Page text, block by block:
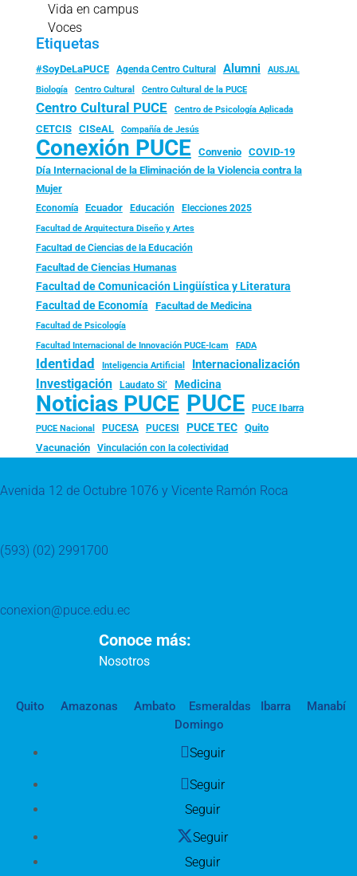
Vida en campus
Voces
Etiquetas
#SoyDeLaPUCE Agenda Centro Cultural Alumni
AUSJAL
Biología
Centro Cultural Centro Cultural de la PUCE
Centro Cultural PUCE Centro de Psicología Aplicada
CETCIS CISeAL Compañía de Jesús
Conexión PUCE Convenio
COVID-19
Día Internacional de la Eliminación de la Violencia contra la
Mujer
Economía Ecuador Educación Elecciones 2025
Facultad de Arquitectura Diseño y Artes
Facultad de Ciencias de la Educación
Facultad de Ciencias Humanas
Facultad de Comunicación Lingüística y Literatura
Facultad de Economía Facultad de Medicina
Facultad de Psicología
Facultad Internacional de Innovación PUCE-Icam FADA
Identidad Inteligencia Artificial Internacionalización
Investigación Laudato Si’ Medicina
Noticias PUCE PUCE PUCE Ibarra
PUCE Nacional PUCESA PUCESI PUCE TEC
Quito
Vacunación
Vinculación con la colectividad
Avenida 12 de Octubre 1076 y Vicente Ramón Roca
(593) (02) 2991700
conexion@puce.edu.ec
Conoce más:
Nosotros
Quito Amazonas Ambato Esmeraldas Ibarra
Manabí
Domingo
Seguir
Seguir
Seguir
Seguir
Seguir